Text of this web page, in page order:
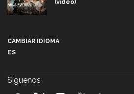
(video)
CAMBIAR IDIOMA
ES
Síguenos